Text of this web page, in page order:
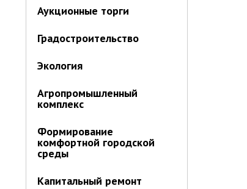
Аукционные торги
Градостроительство
Экология
Агропромышленный
комплекс
Формирование
комфортной городской
среды
Капитальный ремонт